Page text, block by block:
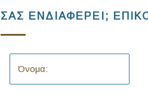
ΣΑΣ ΕΝΔΙΑΦΕΡΕΙ;